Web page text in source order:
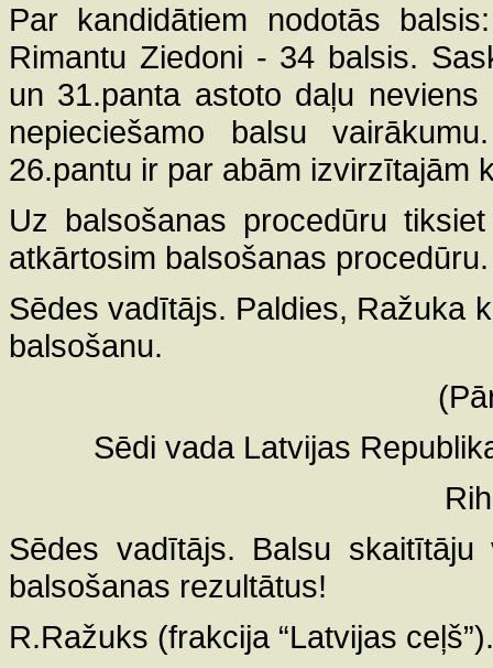
Par kandidātiem nodotās
Rimantu Ziedoni - 34 balsis.
un 31.panta astoto daļu
nepieciešamo balsu
26.pantu ir par abām izvirzītajām
Uz balsošanas procedūru
atkārtosim balsošanas procedūru.
Sēdes vadītājs. Paldies, Ražuka
balsošanu.
Sēdi vada Latvijas
Sēdes vadītājs. Balsu
balsošanas rezultātus!
R.Ražuks (frakcija “Latvijas ceļš”).